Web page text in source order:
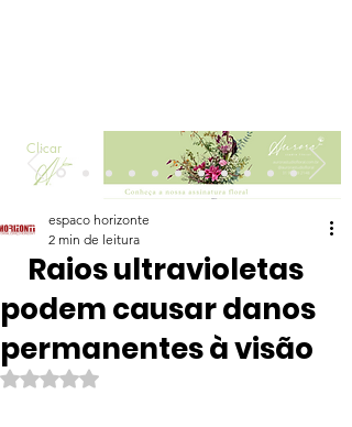
Clicar
Raios ultravioletas
podem causar danos
permanentes à visão
espaco horizonte
2 min de leitura
Avaliado com NaN de 5 estrelas.